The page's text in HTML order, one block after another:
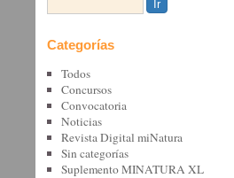
Categorías
Todos
Concursos
Convocatoria
Noticias
Revista Digital miNatura
Sin categorí­as
Suplemento MINATURA XL